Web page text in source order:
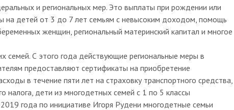
и региональных мер. Это выплаты при рождении или
на детей от 3 до 7 лет семьям с невысоким доходом, помощь
женщин, региональный материнский капитал и многое
семей. С этого года действующие региональные меры в
предоставляют сертификаты на приобретение
в течение пяти лет на страховку транспортного средства,
дети из многодетных семей с 1 по 5 классы
года по инициативе Игоря Рудени многодетные семьи